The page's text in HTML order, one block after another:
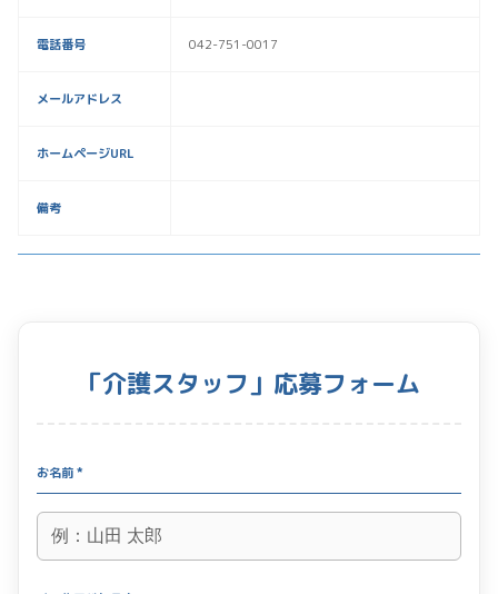
電話番号 042-751-0017
メールアドレス
ホームページURL
備考
「介護スタッフ」応募フォーム
お名前 *